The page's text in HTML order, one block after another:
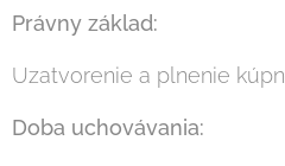
Právny základ:
Uzatvorenie a plnenie
Doba uchovávania: